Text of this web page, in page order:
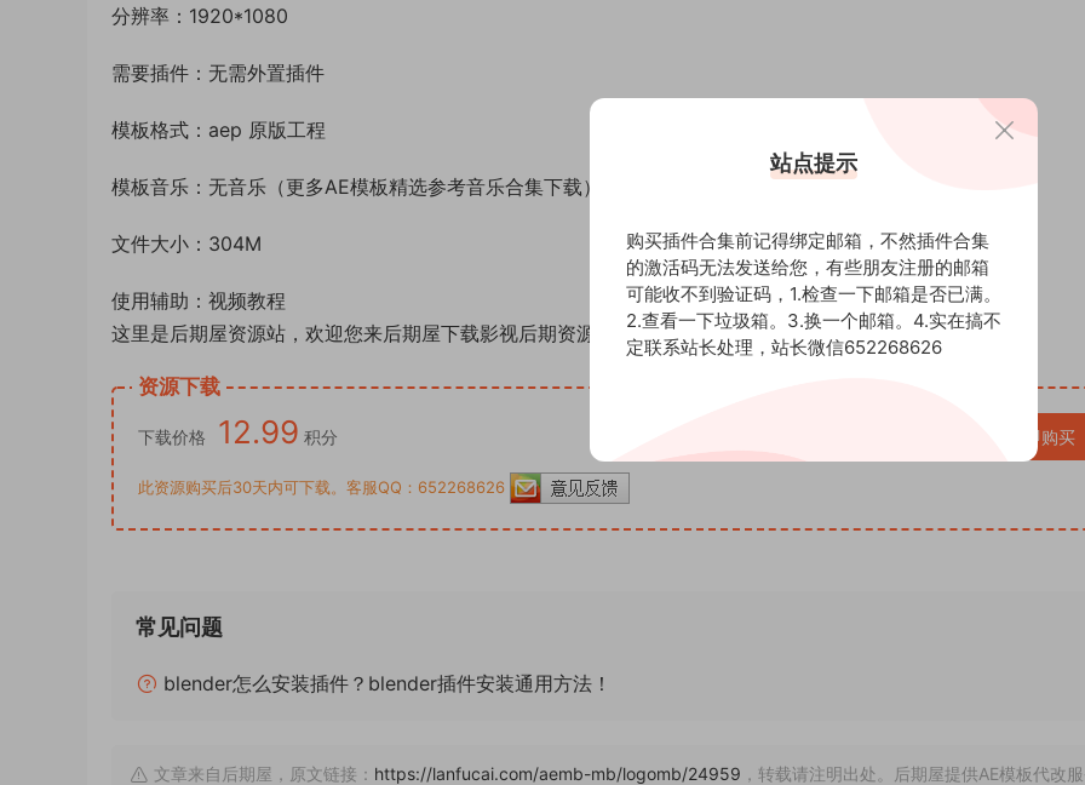
分辨率：1920*1080
需要插件：无需外置插件
模板格式：aep 原版工程
模板音乐：无音乐（更多AE模板精选参考音乐合集下载）
文件大小：304M
使用辅助：视频教程
这里是后期屋资源站，欢迎您来后期屋下载影视后期资源（AE模板、PR模板、音视频频素材各种插件等）
资源下载
下载价格 12.99 积分 立即购买
此资源购买后30天内可下载。客服QQ：652268626
常见问题
blender怎么安装插件？blender插件安装通用方法！
文章来自后期屋，原文链接： https://lanfucai.com/aemb-mb/logomb/24959 ，转载请注明出处。后期屋提供AE模板代改
站点提示
购买插件合集前记得绑定邮箱，不然插件合集
的激活码无法发送给您，有些朋友注册的邮箱
可能收不到验证码，1.检查一下邮箱是否已满。
2.查看一下垃圾箱。3.换一个邮箱。4.实在搞不
定联系站长处理，站长微信652268626